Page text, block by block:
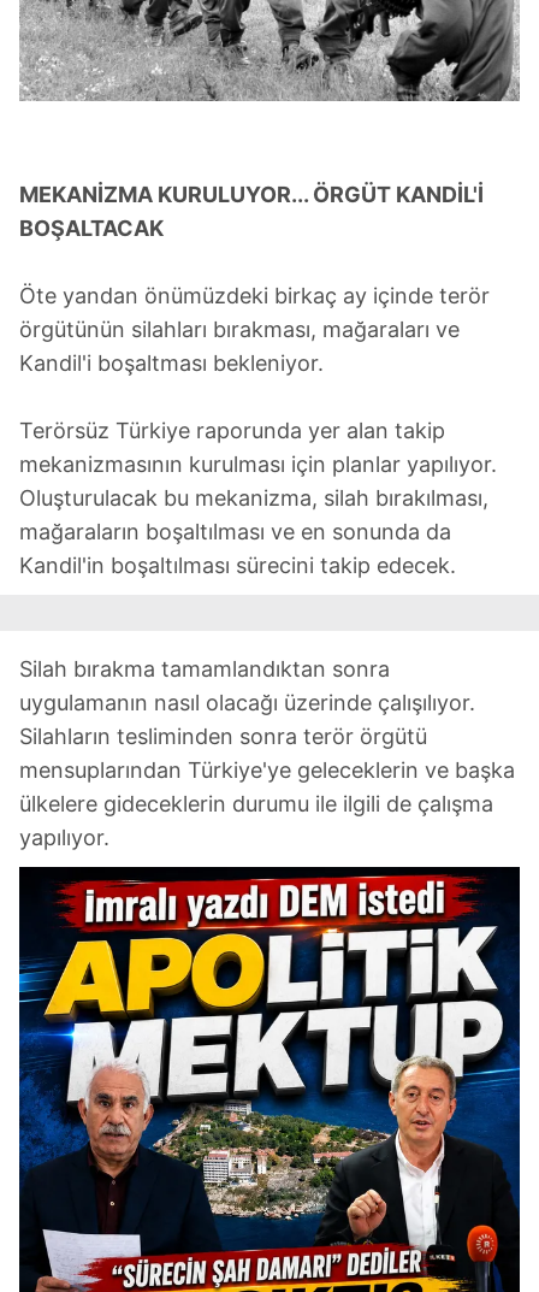
MEKANİZMA KURULUYOR... ÖRGÜT KANDİL'İ
BOŞALTACAK
Öte yandan önümüzdeki birkaç ay içinde terör
örgütünün silahları bırakması, mağaraları ve
Kandil'i boşaltması bekleniyor.
Terörsüz Türkiye raporunda yer alan takip
mekanizmasının kurulması için planlar yapılıyor.
Oluşturulacak bu mekanizma, silah bırakılması,
mağaraların boşaltılması ve en sonunda da
Kandil'in boşaltılması sürecini takip edecek.
Silah bırakma tamamlandıktan sonra
uygulamanın nasıl olacağı üzerinde çalışılıyor.
Silahların tesliminden sonra terör örgütü
mensuplarından Türkiye'ye geleceklerin ve başka
ülkelere gideceklerin durumu ile ilgili de çalışma
yapılıyor.